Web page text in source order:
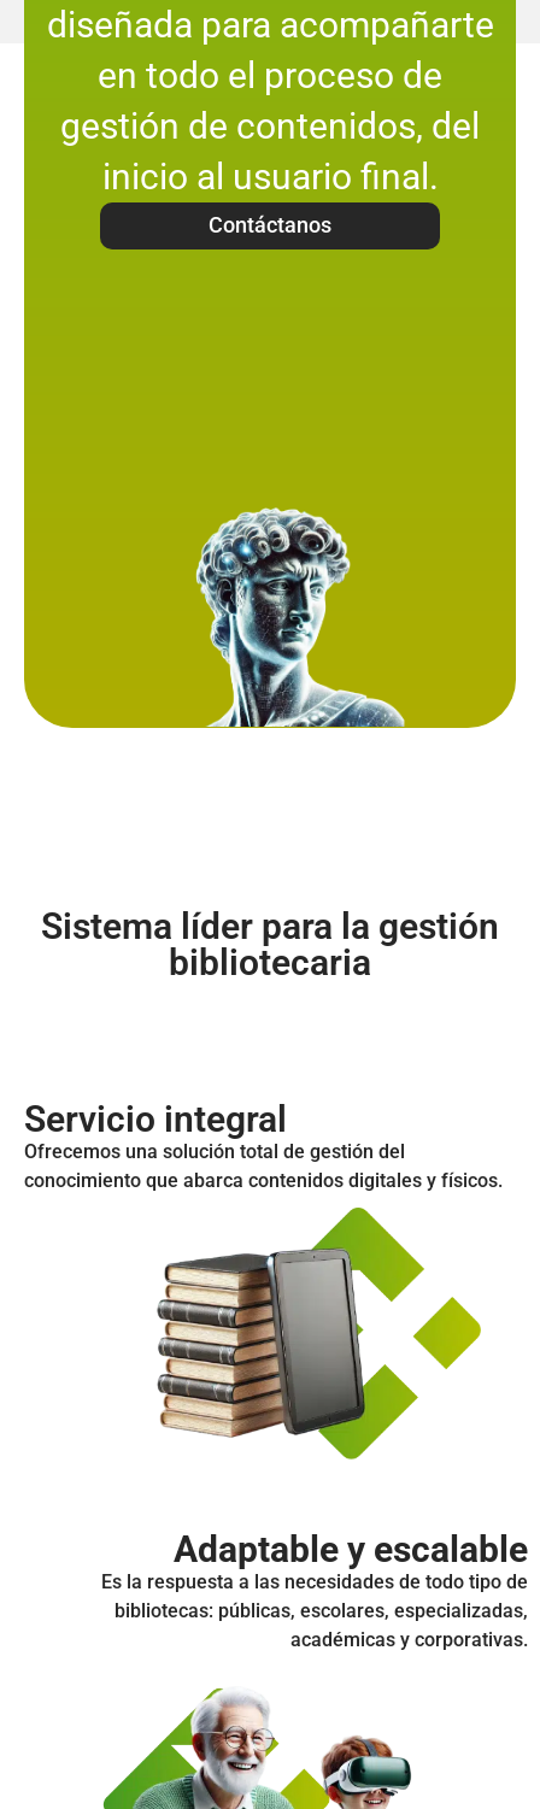
diseñada para acompañarte
en todo el proceso de
gestión de contenidos, del
inicio al usuario final.
Contáctanos
Sistema líder para la gestión
bibliotecaria
Servicio integral
Ofrecemos una solución total de gestión del
conocimiento que abarca contenidos digitales y físicos.
Adaptable y escalable
Es la respuesta a las necesidades de todo tipo de
bibliotecas: públicas, escolares, especializadas,
académicas y corporativas.